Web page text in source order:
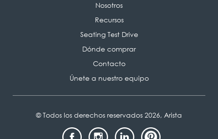
Nosotros
Recursos
Seating Test Drive
Dónde comprar
Contacto
Únete a nuestro equipo
© Todos los derechos reservados 2026, Arista